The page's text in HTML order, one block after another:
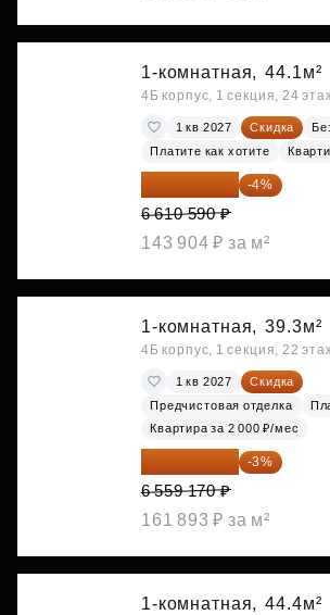
1-комнатная, 44.1м²
4Б корпус, 1 секция, 24
1 кв 2027 Скидка
Платите как хотите
-4%
6 610 590 ₽
143 904 ₽ за м²
1-комнатная, 39.3м²
4Б корпус, 1 секция, 22
1 кв 2027
Скидка
Предчистовая отделка
Квартира за 2 000 ₽/мес
-3%
6 559 170 ₽
161 893 ₽ за м²
1-комнатная, 44.4м²